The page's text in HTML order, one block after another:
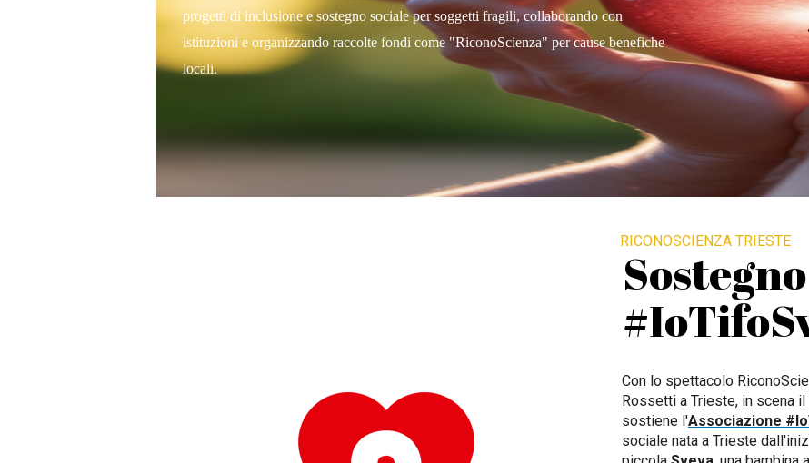
progetti di inclusione e sostegno sociale per soggetti fragili, collaborando con
istituzioni e organizzando raccolte fondi come "RiconoScienza" per cause benefiche
locali.
RICONOSCIENZA TRIESTE
Con lo spettacolo
Rossetti a Trieste, in scena
sostiene l'Associazione
sociale nata a Trieste